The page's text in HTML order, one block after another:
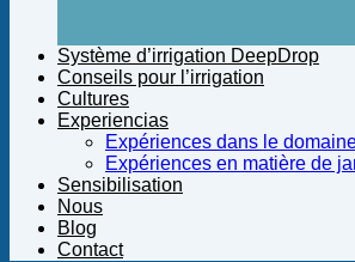
Système d’irrigation DeepDrop
Conseils pour l’irrigation
Cultures
Experiencias
Expériences dans le
Expériences en matière de
Sensibilisation
Nous
Blog
Contact